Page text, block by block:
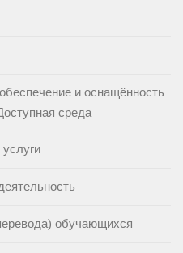
и оснащённость
среда
обучающихся